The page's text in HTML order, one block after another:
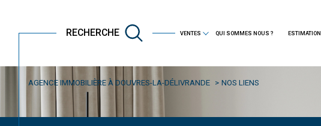
VENTES
immobilier professionnel
QUI SOMMES NOUS ? ESTIMATION
RECHERCHE
AGENCE IMMOBILIÈRE À DOUVRES-LA-DÉLIVRANDE NOS LIENS